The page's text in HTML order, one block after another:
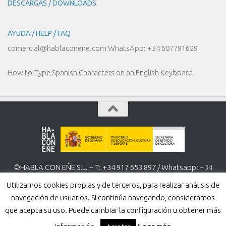
DESCARGAS / DOWNLOADS
AYUDA / HELP / FAQ
comercial@hablaconene.com WhatsApp: +34 607791629
How to Type Spanish Characters on an English Keyboard
©HABLA CON EÑE S.L. -- T: +34 917 653 897 / Whatsapp: +34
Política de Privacidad-Política de cookies
Utilizamos cookies propias y de terceros, para realizar análisis de
navegación de usuarios. Si continúa navegando, consideramos
que acepta su uso. Puede cambiar la configuración u obtener más